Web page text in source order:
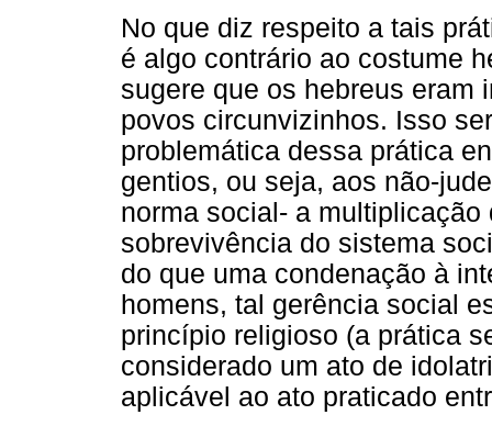
No que diz respeito a tais
é algo contrário ao costume
sugere que os hebreus eram
povos circunvizinhos. Isso
problemática dessa prática
gentios, ou seja, aos não-
norma social- a
sobrevivência do sistema
do que uma condenação à
homens, tal gerência social
princípio religioso (a prática
considerado um ato de
aplicável ao ato praticado